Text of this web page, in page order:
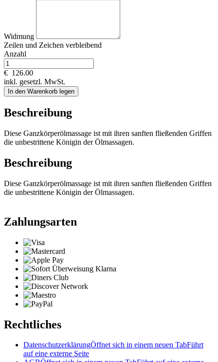
Widmung
Zeilen und Zeichen verbleibend
Anzahl
€ 126.00
inkl. gesetzl. MwSt.
In den Warenkorb legen
Beschreibung
Diese Ganzkörperölmassage ist mit ihren sanften fließenden Griffen
die unbestrittene Königin der Ölmassagen.
Beschreibung
Diese Ganzkörperölmassage ist mit ihren sanften fließenden Griffen
die unbestrittene Königin der Ölmassagen.
Zahlungsarten
Rechtliches
DatenschutzerklärungÖffnet sich in einem neuen TabFührt
auf eine externe Seite